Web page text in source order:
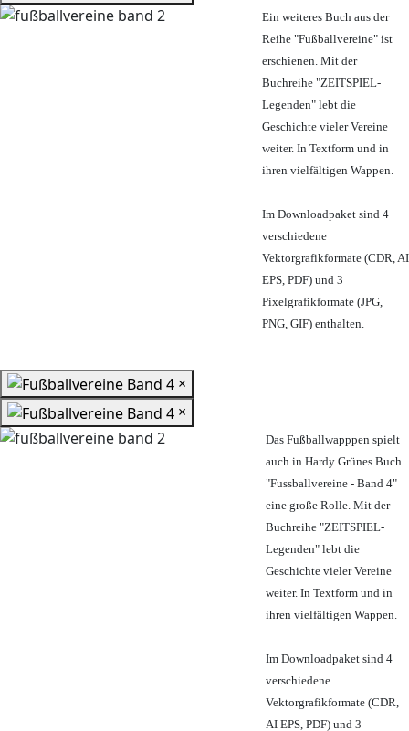
Ein weiteres Buch aus der
Reihe "Fußballvereine" ist
erschienen. Mit der
Buchreihe "ZEITSPIEL-
Legenden" lebt die
Geschichte vieler Vereine
weiter. In Textform und in
ihren vielfältigen Wappen.
Im Downloadpaket sind 4
verschiedene
Vektorgrafikformate (CDR, AI
EPS, PDF) und 3
Pixelgrafikformate (JPG,
PNG, GIF) enthalten.
×
×
Das Fußballwapppen spielt
auch in Hardy Grünes Buch
"Fussballvereine - Band 4"
eine große Rolle. Mit der
Buchreihe "ZEITSPIEL-
Legenden" lebt die
Geschichte vieler Vereine
weiter. In Textform und in
ihren vielfältigen Wappen.
Im Downloadpaket sind 4
verschiedene
Vektorgrafikformate (CDR,
AI EPS, PDF) und 3